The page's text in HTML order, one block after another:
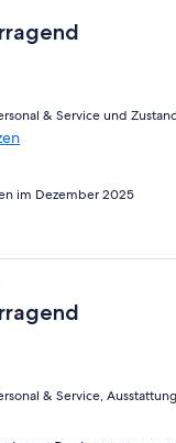
& Service und
im Dezember 2025
& Service,